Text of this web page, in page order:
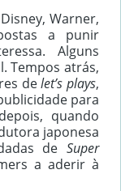
Warner,
a punir
Alguns
Tempos atrás,
delet’s plays,
para
quando
japonesa
deSuper
a aderir à